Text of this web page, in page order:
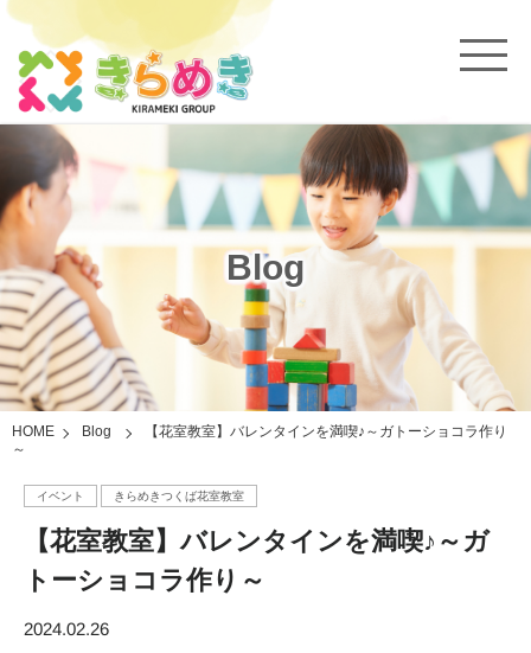
Blog
HOME Blog
【花室教室】バレンタインを満喫♪～ガトーショコラ作り
～
イベント きらめきつくば花室教室
【花室教室】バレンタインを満喫♪～ガ
トーショコラ作り～
2024.02.26